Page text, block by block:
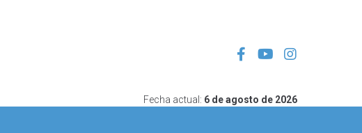
Fecha actual: 6 de agosto de 2026